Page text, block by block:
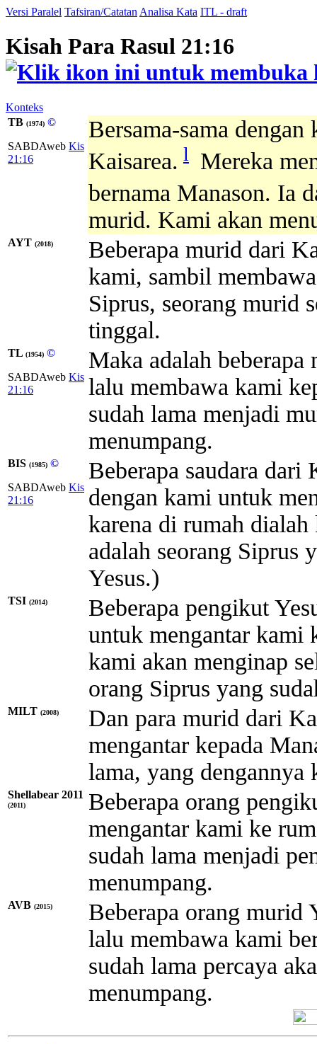
Versi Paralel Tafsiran/Catatan Analisa Kata ITL - draft
Kisah Para Rasul 21:16
Konteks
TB (1974) ©
SABDAweb Kis
21:16
Bersama-sama
Kaisarea. l
Mereka
bernama Manason. Ia
murid. Kami akan
AYT (2018)
Beberapa murid dari
kami, sambil
Siprus, seorang murid
tinggal.
TL (1954) ©
SABDAweb Kis
21:16
Maka adalah
lalu membawa kami
sudah lama menjadi
menumpang.
BIS (1985) ©
SABDAweb Kis
21:16
Beberapa saudara dari
dengan kami untuk
karena di rumah
adalah seorang Siprus
Yesus.)
TSI (2014)
Beberapa pengikut
untuk mengantar kami
kami akan menginap
orang Siprus yang
MILT (2008)
Dan para murid dari
mengantar kepada
lama, yang dengannya
Shellabear 2011
(2011)
Beberapa orang
mengantar kami ke
sudah lama menjadi
menumpang.
AVB (2015)
Beberapa orang murid
lalu membawa kami
sudah lama percaya
menumpang.